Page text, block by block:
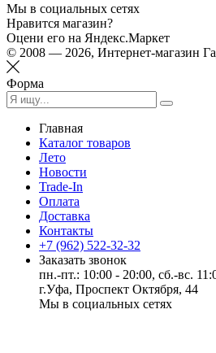
Мы в социальных сетях
Нравится магазин?
Оцени его на Яндекс.Маркет
© 2008 — 2026, Интернет-магазин
Форма
Главная
Каталог товаров
Лето
Новости
Trade-In
Оплата
Доставка
Контакты
+7 (962) 522-32-32
Заказать звонок
пн.-пт.: 10:00 - 20:00, сб.-вс.
г.Уфа, Проспект Октября, 44
Мы в социальных сетях